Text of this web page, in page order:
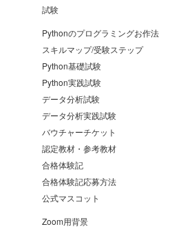
試験
Pythonのプログラミングお作法
スキルマップ/受験ステップ
Python基礎試験
Python実践試験
データ分析試験
データ分析実践試験
バウチャーチケット
認定教材・参考教材
合格体験記
合格体験記応募方法
公式マスコット
Zoom用背景